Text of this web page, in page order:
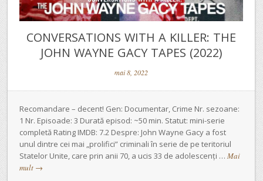
CONVERSATIONS WITH A KILLER: THE
JOHN WAYNE GACY TAPES (2022)
mai 8, 2022
Recomandare – decent! Gen: Documentar, Crime Nr. sezoane:
1 Nr. Episoade: 3 Durată episod: ~50 min. Statut: mini-serie
completă Rating IMDB: 7.2 Despre: John Wayne Gacy a fost
unul dintre cei mai „prolifici” criminali în serie de pe teritoriul
Statelor Unite, care prin anii 70, a ucis 33 de adolescenți … Mai
mult →